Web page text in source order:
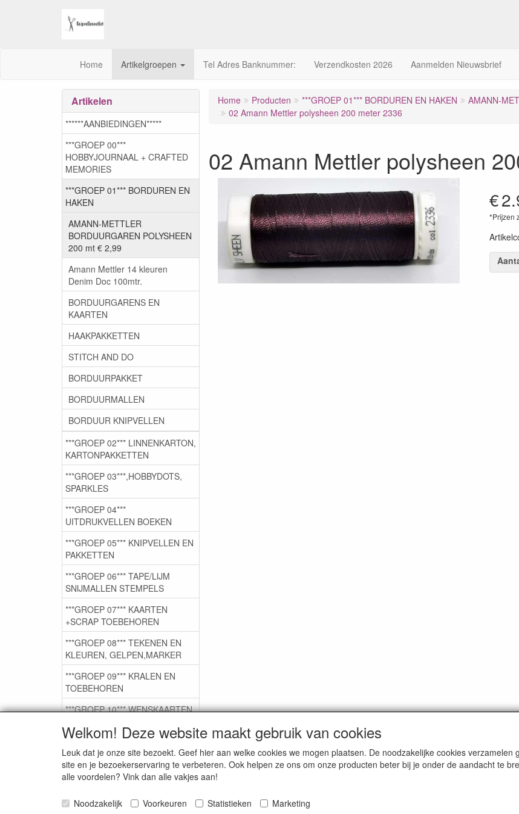
Welkom! Deze website maakt gebruik van cookies
Leuk dat je onze site bezoekt. Geef hier aan welke cookies we mogen plaatsen. De noodzakelijke cookies
site en je bezoekerservaring te verbeteren. Ook helpen ze ons om onze producten beter bij je onder de aandacht te
alle voordelen? Vink dan alle vakjes aan!
Noodzakelijk Voorkeuren Statistieken Marketing
Home Artikelgroepen Tel Adres Banknummer: Verzendkosten 2026 Aanmelden Nieuwsbrief
Home Producten ***GROEP 01*** BORDUREN EN HAKEN
AMANN-
02 Amann Mettler polysheen 200 meter 2336
02 Amann Mettler polysheen
€
*Prijzen
Artikelen
******AANBIEDINGEN*****
***GROEP 00***
HOBBYJOURNAAL + CRAFTED
MEMORIES
***GROEP 01*** BORDUREN EN
HAKEN
AMANN-METTLER
BORDUURGAREN POLYSHEEN
200 mt € 2,99
Amann Mettler 14 kleuren
Denim Doc 100mtr.
BORDUURGARENS EN
KAARTEN
HAAKPAKKETTEN
STITCH AND DO
BORDUURPAKKET
BORDUURMALLEN
BORDUUR KNIPVELLEN
***GROEP 02*** LINNENKARTON,
KARTONPAKKETTEN
***GROEP 03***,HOBBYDOTS,
SPARKLES
***GROEP 04***
UITDRUKVELLEN BOEKEN
***GROEP 05*** KNIPVELLEN EN
PAKKETTEN
***GROEP 06*** TAPE/LIJM
SNIJMALLEN STEMPELS
***GROEP 07*** KAARTEN
+SCRAP TOEBEHOREN
***GROEP 08*** TEKENEN EN
KLEUREN, GELPEN,MARKER
***GROEP 09*** KRALEN EN
TOEBEHOREN
***GROEP 10*** WENSKAARTEN
Service
Artikelgroepen